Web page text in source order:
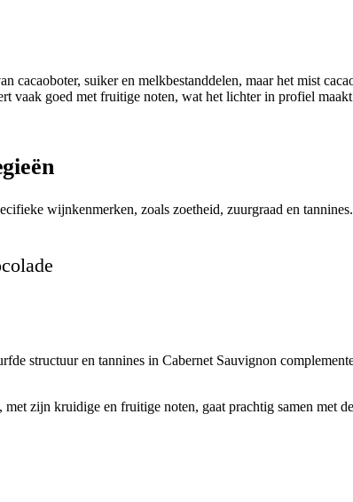
cacaoboter, suiker en melkbestanddelen, maar het mist
vaak goed met fruitige noten, wat het lichter in profiel
wijnkenmerken, zoals zoetheid, zuurgraad en
structuur en tannines in Cabernet Sauvignon
zijn kruidige en fruitige noten, gaat prachtig samen met